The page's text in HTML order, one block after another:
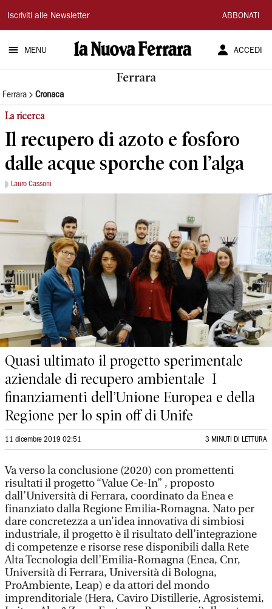
La
Nuova
Ferrara
Iscriviti alle Newsletter ABBONATI
MENU ACCEDI
Ferrara
Ferrara Cronaca
La ricerca
Il recupero di azoto e fosforo
dalle acque sporche con l’alga
Lauro Cassoni
Quasi ultimato il progetto sperimentale
aziendale di recupero ambientale I
finanziamenti dell’Unione Europea e della
Regione per lo spin off di Unife
11 dicembre 2019 02:51 3 MINUTI DI LETTURA
Va verso la conclusione (2020) con promettenti
risultati il progetto “Value Ce-In” , proposto
dall’Università di Ferrara, coordinato da Enea e
finanziato dalla Regione Emilia-Romagna. Nato per
dare concretezza a un’idea innovativa di simbiosi
industriale, il progetto è il risultato dell’integrazione
di competenze e risorse rese disponibili dalla Rete
Alta Tecnologia dell’Emilia-Romagna (Enea, Cnr,
Università di Ferrara, Università di Bologna,
ProAmbiente, Leap) e da attori del mondo
imprenditoriale (Hera, Caviro Distillerie, Agrosistemi,